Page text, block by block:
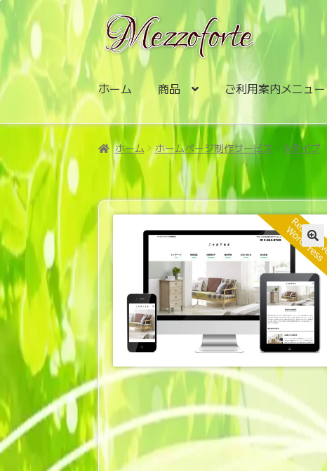
ナ
ビ
ゲ
シ
ョ
ン
へ
ス
プ
コ
ン
テ
ツ
へ
ス
キ
ッ
ホーム 商品 ご利用案内メニュー
ホーム ホームページ制作サービス Aタイプ